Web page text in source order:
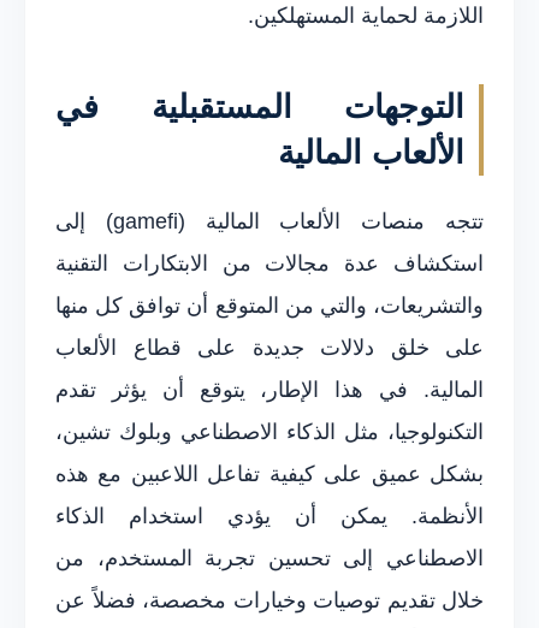
اللازمة لحماية المستهلكين.
التوجهات المستقبلية في
الألعاب المالية
تتجه منصات الألعاب المالية (gamefi) إلى
استكشاف عدة مجالات من الابتكارات التقنية
والتشريعات، والتي من المتوقع أن توافق كل منها
على خلق دلالات جديدة على قطاع الألعاب
المالية. في هذا الإطار، يتوقع أن يؤثر تقدم
التكنولوجيا، مثل الذكاء الاصطناعي وبلوك تشين،
بشكل عميق على كيفية تفاعل اللاعبين مع هذه
الأنظمة. يمكن أن يؤدي استخدام الذكاء
الاصطناعي إلى تحسين تجربة المستخدم، من
خلال تقديم توصيات وخيارات مخصصة، فضلاً عن